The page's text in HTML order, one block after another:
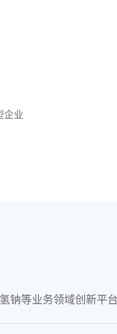
企业
钠等业务领域创新平